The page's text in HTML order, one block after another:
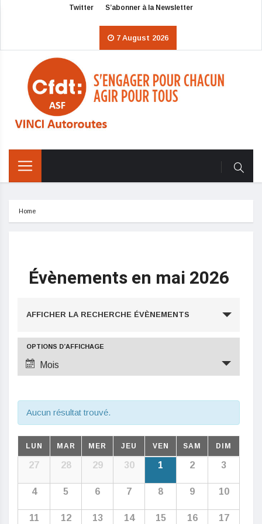
Twitter S’abonner à la Newsletter
7 August 2026
Home
Évènements en mai 2026
Recherche
navigation
de
Évènements
AFFICHER LA RECHERCHE ÉVÈNEMENTS
Navigation
de
Évènement
OPTIONS D’AFFICHAGE
Mois
Aucun résultat trouvé.
Calendrier
de
Évènements
Calendrier
Évènements
LUN MAR MER JEU VEN SAM DIM
27 28 29 30 1 2 3
4 5 6 7 8 9 10
11 12 13 14 15 16 17